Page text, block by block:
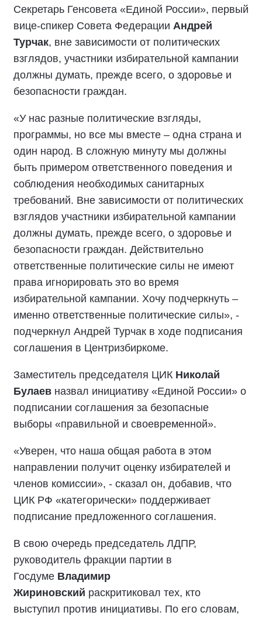
Секретарь Генсовета «Единой России», первый
вице-спикер Совета Федерации Андрей
Турчак, вне зависимости от политических
взглядов, участники избирательной кампании
должны думать, прежде всего, о здоровье и
безопасности граждан.
«У нас разные политические взгляды,
программы, но все мы вместе – одна страна и
один народ. В сложную минуту мы должны
быть примером ответственного поведения и
соблюдения необходимых санитарных
требований. Вне зависимости от политических
взглядов участники избирательной кампании
должны думать, прежде всего, о здоровье и
безопасности граждан. Действительно
ответственные политические силы не имеют
права игнорировать это во время
избирательной кампании. Хочу подчеркнуть –
именно ответственные политические силы», -
подчеркнул Андрей Турчак в ходе подписания
соглашения в Центризбиркоме.
Заместитель председателя ЦИК Николай
Булаев назвал инициативу «Единой России» о
подписании соглашения за безопасные
выборы «правильной и своевременной».
«Уверен, что наша общая работа в этом
направлении получит оценку избирателей и
членов комиссии», - сказал он, добавив, что
ЦИК РФ «категорически» поддерживает
подписание предложенного соглашения.
В свою очередь председатель ЛДПР,
руководитель фракции партии в
Госдуме Владимир
Жириновский раскритиковал тех, кто
выступил против инициативы. По его словам,